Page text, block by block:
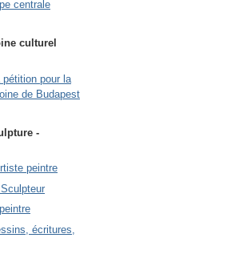
centrale
culturel
pour la
de Budapest
-
peintre
écritures,